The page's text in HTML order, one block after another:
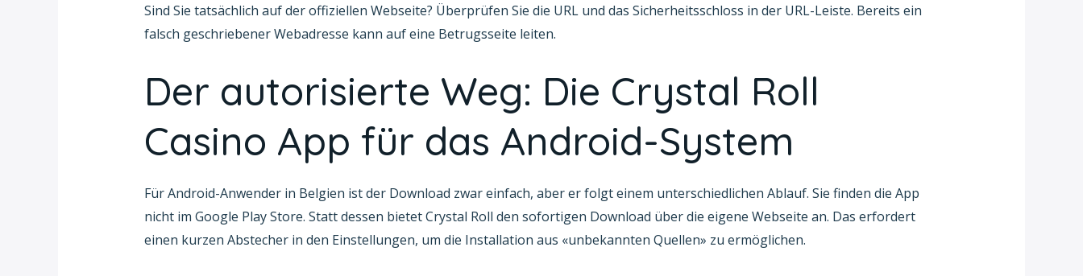
Sind Sie tatsächlich auf der offiziellen Webseite? Überprüfen Sie die URL und das Sicherheitsschloss in der URL-Leiste. Bereits ein
falsch geschriebener Webadresse kann auf eine Betrugsseite leiten.
Der autorisierte Weg: Die Crystal Roll
Casino App für das Android-System
Für Android-Anwender in Belgien ist der Download zwar einfach, aber er folgt einem unterschiedlichen Ablauf. Sie finden die App
nicht im Google Play Store. Statt dessen bietet Crystal Roll den sofortigen Download über die eigene Webseite an. Das erfordert
einen kurzen Abstecher in den Einstellungen, um die Installation aus «unbekannten Quellen» zu ermöglichen.